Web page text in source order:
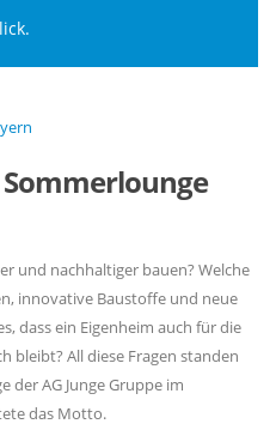
und nachhaltiger bauen? Welche
innovative Baustoffe und neue
dass ein Eigenheim auch für die
bleibt? All diese Fragen standen
der AG Junge Gruppe im
das Motto.